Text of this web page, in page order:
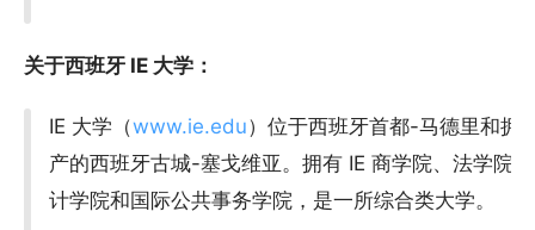
关于西班牙 IE 大学：
IE 大学（www.ie.edu）位于西班牙首都-马德里和拥
产的西班牙古城-塞戈维亚。拥有 IE 商学院、法学院
计学院和国际公共事务学院，是一所综合类大学。